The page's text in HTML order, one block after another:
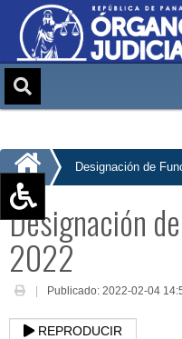
Aumentar texto (+)
Reducir texto (-)
Restablecer texto
Escala de Brillo
Escala de grises
Designación de
Designación
2022
Publicado: 2022-02-04
REPRODUCIR